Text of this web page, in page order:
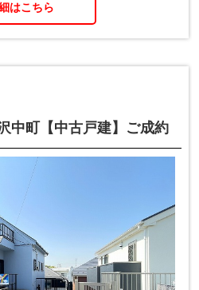
はこちら
中町【中古戸建】ご成約